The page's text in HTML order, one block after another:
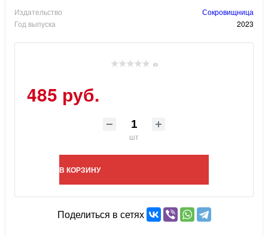
Издательство
Сокровищница
Год выпуска
2023
(0)
485 руб.
шт
В КОРЗИНУ
Поделиться в сетях